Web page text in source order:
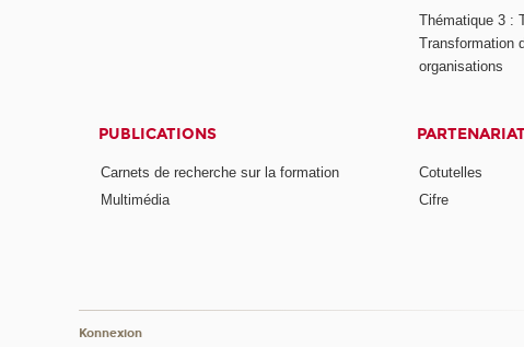
Thématique 3 :
Transformation
organisations
PUBLICATIONS
Carnets de recherche sur la formation
Multimédia
Cotutelles
Cifre
Konnexion